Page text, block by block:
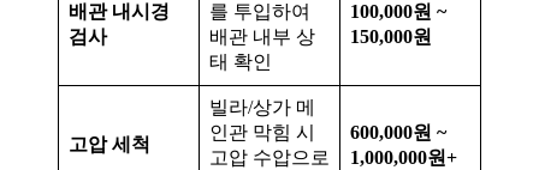
배관 내시경
검사
를 투입하여
배관 내부 상
태 확인
100,000원 ~
150,000원
고압 세척
빌라/상가 메
인관 막힘 시
고압 수압으로
600,000원 ~
1,000,000원+